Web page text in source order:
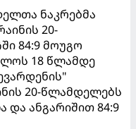
ნაკრებმა
20-
84:9 მოუგო
18 წლამდე
20-წლამდელებს
და ანგარიშით 84:9